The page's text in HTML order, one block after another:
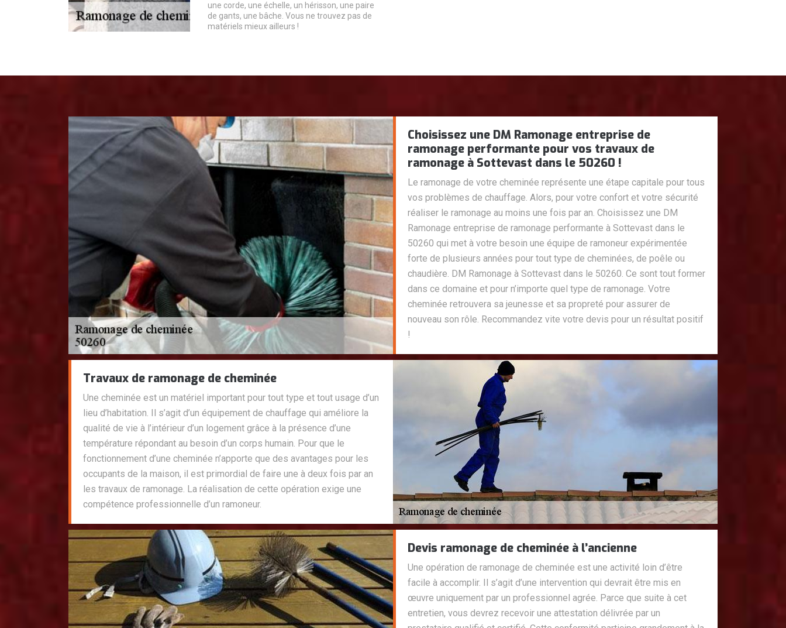
une corde, une échelle, un hérisson, une paire
de gants, une bâche. Vous ne trouvez pas de
matériels mieux ailleurs !
Choisissez une DM Ramonage entreprise de
ramonage performante pour vos travaux de
ramonage à Sottevast dans le 50260 !
Le ramonage de votre cheminée représente une étape capitale pour tous
vos problèmes de chauffage. Alors, pour votre confort et votre sécurité
réaliser le ramonage au moins une fois par an. Choisissez une DM
Ramonage entreprise de ramonage performante à Sottevast dans le
50260 qui met à votre besoin une équipe de ramoneur expérimentée
forte de plusieurs années pour tout type de cheminées, de poêle ou
chaudière. DM Ramonage à Sottevast dans le 50260. Ce sont tout former
dans ce domaine et pour n’importe quel type de ramonage. Votre
cheminée retrouvera sa jeunesse et sa propreté pour assurer de
nouveau son rôle. Recommandez vite votre devis pour un résultat positif
!
Travaux de ramonage de cheminée
Une cheminée est un matériel important pour tout type et tout usage d’un
lieu d’habitation. Il s’agit d’un équipement de chauffage qui améliore la
qualité de vie à l’intérieur d’un logement grâce à la présence d’une
température répondant au besoin d’un corps humain. Pour que le
fonctionnement d’une cheminée n’apporte que des avantages pour les
occupants de la maison, il est primordial de faire une à deux fois par an
les travaux de ramonage. La réalisation de cette opération exige une
compétence professionnelle d’un ramoneur.
Devis ramonage de cheminée à l’ancienne
Une opération de ramonage de cheminée est une activité loin d’être
facile à accomplir. Il s’agit d’une intervention qui devrait être mis en
œuvre uniquement par un professionnel agrée. Parce que suite à cet
entretien, vous devrez recevoir une attestation délivrée par un